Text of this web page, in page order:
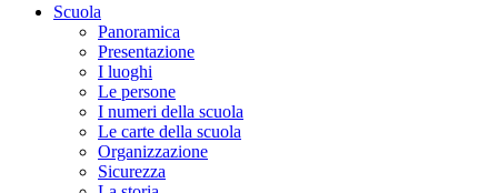
Scuola
Panoramica
Presentazione
I luoghi
Le persone
I numeri della scuola
Le carte della scuola
Organizzazione
Sicurezza